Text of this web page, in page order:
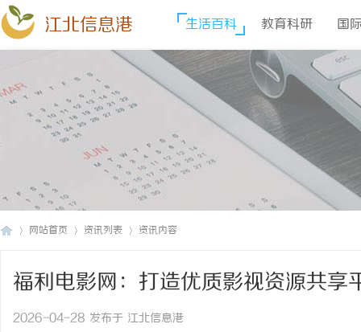
江北信息港 生活百科 教育科研 国
网站首页 资讯列表 资讯内容
福利电影网：打造优质影视资源共享
2026-04-28 发布于 江北信息港